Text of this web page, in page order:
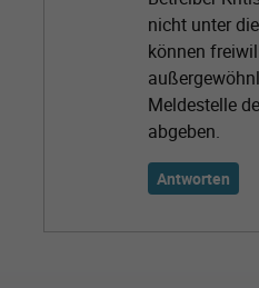
nicht unter
können
Meldestelle
abgeben.
Antworten